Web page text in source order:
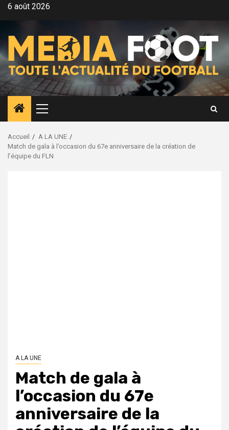
Aller6 août 2026
Menu
principal
Accueil
A LA UNE
Match de gala à l’occasion du 67e anniversaire de la création de
l’équipe du FLN
A LA UNE
Match de gala à
l’occasion du 67e
anniversaire de la